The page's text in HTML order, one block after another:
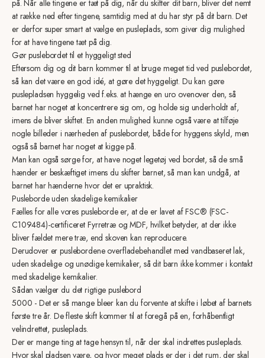
på. Når alle tingene er tæt på dig, når du skifter dit barn, bliver det nemt
at række ned efter tingene, samtidig med at du har styr på dit barn. Det
er derfor super smart at vælge en pusleplads, som giver dig mulighed
for at have tingene tæt på dig.
Gør puslebordet til et hyggeligt sted
Eftersom dig og dit barn kommer til at bruge meget tid ved puslebordet,
så kan det være en god idé, at gøre det hyggeligt. Du kan gøre
puslepladsen hyggelig ved f.eks. at hænge en uro ovenover den, så
barnet har noget at koncentrere sig om, og holde sig underholdt af,
imens de bliver skiftet. En anden mulighed kunne også være at tilføje
nogle billeder i nærheden af puslebordet, både for hyggens skyld, men
også så barnet har noget at kigge på.
Man kan også sørge for, at have noget legetøj ved bordet, så de små
hænder er beskæftiget imens du skifter barnet, så man kan undgå, at
barnet har hænderne hvor det er upraktisk.
Pusleborde uden skadelige kemikalier
Fælles for alle vores pusleborde er, at de er lavet af FSC® (FSC-
C109484)-certificeret Fyrretræ og MDF, hvilket betyder, at der ikke
bliver fældet mere træ, end skoven kan reproducere.
Derudover er puslebordene overfladebehandlet med vandbaseret lak,
uden skadelige og unødige kemikalier, så dit barn ikke kommer i kontakt
med skadelige kemikalier.
Sådan vælger du det rigtige puslebord
5000 - Det er så mange bleer kan du forvente at skifte i løbet af barnets
første tre år. De fleste skift kommer til at foregå på en, forhåbentligt
velindrettet, pusleplads.
Der er mange ting at tage hensyn til, når der skal indrettes pusleplads.
Hvor skal pladsen være, og hvor meget plads er der i det rum, der skal